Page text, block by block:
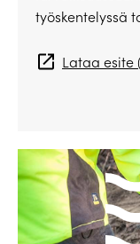
työskentelyssä
Lataa esite